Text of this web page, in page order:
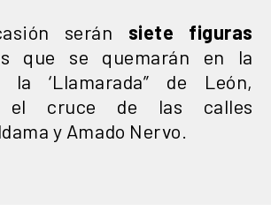
serán siete figuras
que se quemarán en la
la ‘Llamarada” de León,
el cruce de las calles
y Amado Nervo.